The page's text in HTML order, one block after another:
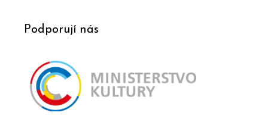
Podporují nás